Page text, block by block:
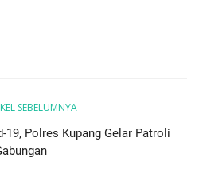
SEBELUMNYA
19, Polres Kupang Gelar Patroli